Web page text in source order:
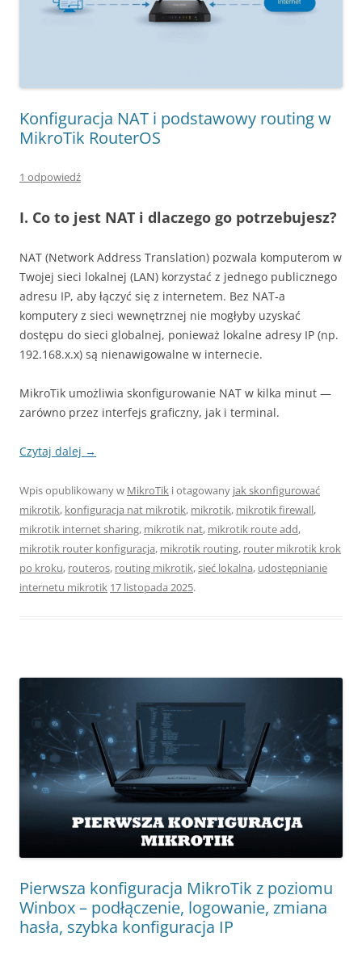
Konfiguracja NAT i podstawowy routing w
MikroTik RouterOS
1 odpowiedź
I. Co to jest NAT i dlaczego go potrzebujesz?
NAT (Network Address Translation) pozwala komputerom w
Twojej sieci lokalnej (LAN) korzystać z jednego publicznego
adresu IP, aby łączyć się z internetem. Bez NAT‑a
komputery z sieci wewnętrznej nie mogłyby uzyskać
dostępu do sieci globalnej, ponieważ lokalne adresy IP (np.
192.168.x.x) są nienawigowalne w internecie.
MikroTik umożliwia skonfigurowanie NAT w kilka minut —
zarówno przez interfejs graficzny, jak i terminal.
Czytaj dalej →
Wpis opublikowany w MikroTik i otagowany jak skonfigurować
mikrotik, konfiguracja nat mikrotik, mikrotik, mikrotik firewall,
mikrotik internet sharing, mikrotik nat, mikrotik route add,
mikrotik router konfiguracja, mikrotik routing, router mikrotik krok
po kroku, routeros, routing mikrotik,sieć lokalna, udostępnianie
internetu mikrotik 17 listopada 2025.
Pierwsza konfiguracja MikroTik z poziomu
Winbox – podłączenie, logowanie, zmiana
hasła, szybka konfiguracja IP